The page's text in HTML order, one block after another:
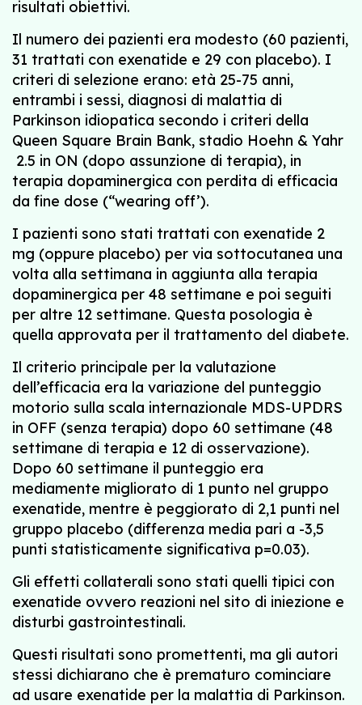
risultati obiettivi.
Il numero dei pazienti era modesto (60 pazienti,
31 trattati con exenatide e 29 con placebo). I
criteri di selezione erano: età 25-75 anni,
entrambi i sessi, diagnosi di malattia di
Parkinson idiopatica secondo i criteri della
Queen Square Brain Bank, stadio Hoehn & Yahr
2.5 in ON (dopo assunzione di terapia), in
terapia dopaminergica con perdita di efficacia
da fine dose (“wearing off’).
I pazienti sono stati trattati con exenatide 2
mg (oppure placebo) per via sottocutanea una
volta alla settimana in aggiunta alla terapia
dopaminergica per 48 settimane e poi seguiti
per altre 12 settimane. Questa posologia è
quella approvata per il trattamento del diabete.
Il criterio principale per la valutazione
dell’efficacia era la variazione del punteggio
motorio sulla scala internazionale MDS-UPDRS
in OFF (senza terapia) dopo 60 settimane (48
settimane di terapia e 12 di osservazione).
Dopo 60 settimane il punteggio era
mediamente migliorato di 1 punto nel gruppo
exenatide, mentre è peggiorato di 2,1 punti nel
gruppo placebo (differenza media pari a -3,5
punti statisticamente significativa p=0.03).
Gli effetti collaterali sono stati quelli tipici con
exenatide ovvero reazioni nel sito di iniezione e
disturbi gastrointestinali.
Questi risultati sono promettenti, ma gli autori
stessi dichiarano che è prematuro cominciare
ad usare exenatide per la malattia di Parkinson.